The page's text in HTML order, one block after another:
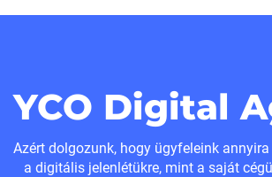
YCO Digital
Azért dolgozunk, hogy ügyfeleink
a digitális jelenlétükre, mint a saját